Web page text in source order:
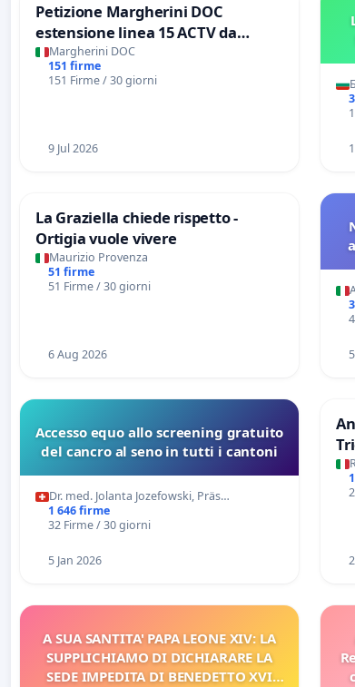
Petizione Margherini DOC
estensione linea 15 ACTV da
Marghera P.zza S. Antonio
all'aeroporto Marco Polo tariffa a €
Margherini DOC
151 firme
151 Firme / 30 giorni
9 Jul 2026
La Graziella chiede rispetto -
Ortigia vuole vivere
Maurizio Provenza
51 firme
51 Firme / 30 giorni
6 Aug 2026
Accesso equo allo screening gratuito
del cancro al seno in tutti i cantoni
Dr. med. Jolanta Jozefowski, Präs…
1 646 firme
32 Firme / 30 giorni
5 Jan 2026
A SUA SANTITA' PAPA LEONE XIV: LA
SUPPLICHIAMO DI DICHIARARE LA
SEDE IMPEDITA DI BENEDETTO XVI